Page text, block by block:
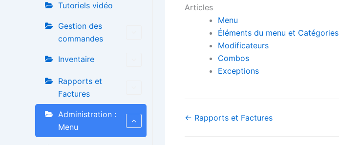
Tutoriels vidéo
Gestion des
commandes
Inventaire
Rapports et
Factures
Administration :
Menu
Articles
Menu
Éléments du menu et Catégories
Modificateurs
Combos
Exceptions
Navigation
← Rapports et Factures